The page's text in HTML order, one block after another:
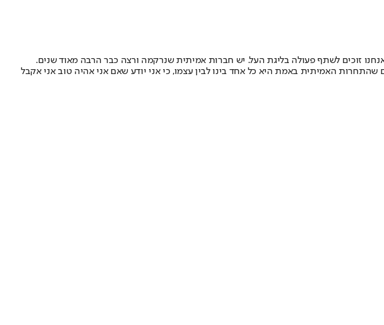
אנחנו זוכים לשתף פעולה בליגת העל. יש חברות אמיתית שנרקמה ורצה כבר הרבה מאוד שנים.
האמיתית באמת היא כל אחד בינו לבין עצמו, כי אני יודע שאם אני אהיה טוב אני אקבל